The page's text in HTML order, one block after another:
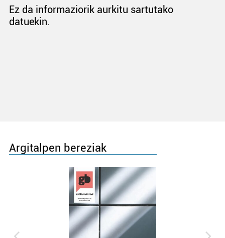
Ez da informaziorik aurkitu sartutako
datuekin.
Argitalpen bereziak